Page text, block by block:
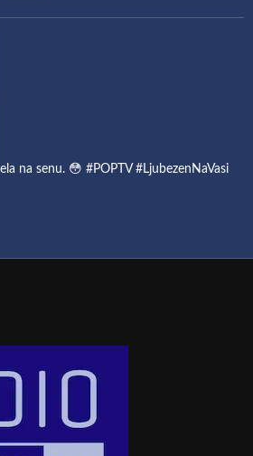
na senu. 😳 #POPTV #LjubezenNaVasi